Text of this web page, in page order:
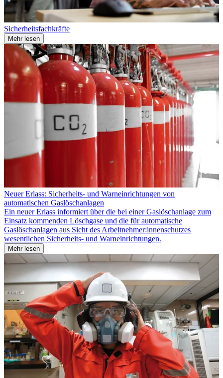
Sicherheitsfachkräfte
Mehr lesen
Neuer Erlass: Sicherheits- und Warneinrichtungen von
automatischen Gaslöschanlagen
Ein neuer Erlass informiert über die bei einer Gaslöschanlage zum
Einsatz kommenden Löschgase und die für automatische
Gaslöschanlagen aus Sicht des Arbeitnehmer:innenschutzes
wesentlichen Sicherheits- und Warneinrichtungen.
Mehr lesen